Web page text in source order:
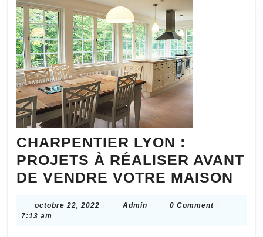
CHARPENTIER LYON :
PROJETS À RÉALISER AVANT
DE VENDRE VOTRE MAISON
octobre 22, 2022 octobre
| AdminAdmin
| 0 Comment |
7:13 am